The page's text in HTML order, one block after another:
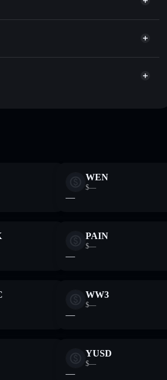
i wallet usando l’Aggregatore di
Solflare
WEN
$—
—
PAIN
$—
—
WW3
$—
—
YUSD
$—
—